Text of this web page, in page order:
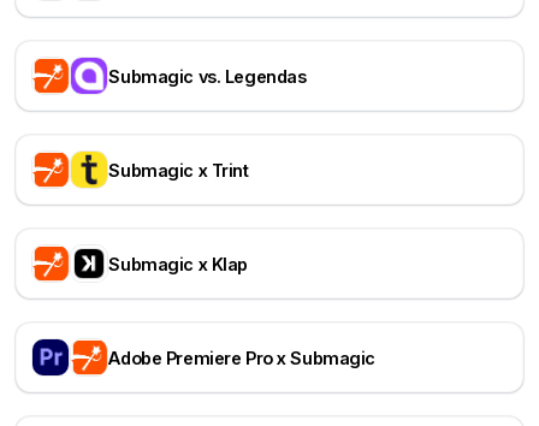
Submagic vs. Legendas
Submagic x Trint
Submagic x Klap
Adobe Premiere Pro x Submagic